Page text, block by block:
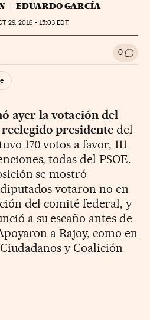
EDUARDO GARCÍA
29, 2016 - 15:03 EDT
Sociales 0 Ir a
ayer la votación del
presidente del
170 votos a favor, 111
todas del PSOE.
se mostró
votaron no en
del comité federal, y
a su escaño antes de
a Rajoy, como en
y Coalición